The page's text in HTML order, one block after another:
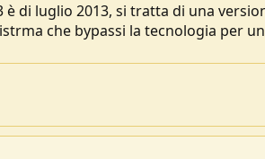
online tutto si basa su una
online - è stato così risolto: sono Francesco
prevedere un "piano B" per chi il telefonino
averlo proprio...
è di luglio 2013, si tratta di una
che bypassi la tecnologia per